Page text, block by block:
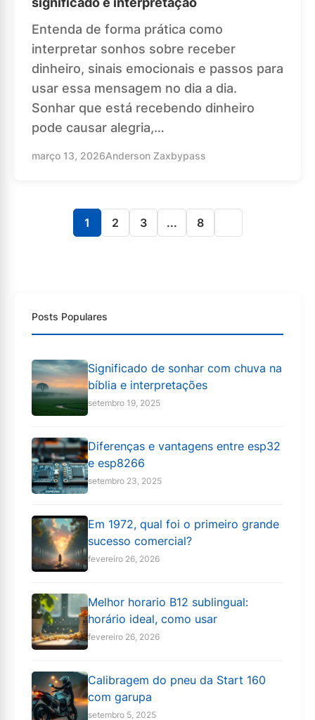
Entenda de forma prática como
interpretar sonhos sobre receber
dinheiro, sinais emocionais e passos para
usar essa mensagem no dia a dia.
Sonhar que está recebendo dinheiro
pode causar alegria,…
março 13, 2026Anderson Zaxbypass
1 2 3 ... 8
Posts Populares
Significado de sonhar com chuva na
bíblia e interpretações
setembro 19, 2025
Diferenças e vantagens entre esp32
e esp8266
setembro 23, 2025
Em 1972, qual foi o primeiro grande
sucesso comercial?
fevereiro 26, 2026
Melhor horario B12 sublingual:
horário ideal, como usar
fevereiro 26, 2026
Calibragem do pneu da Start 160
com garupa
setembro 5, 2025